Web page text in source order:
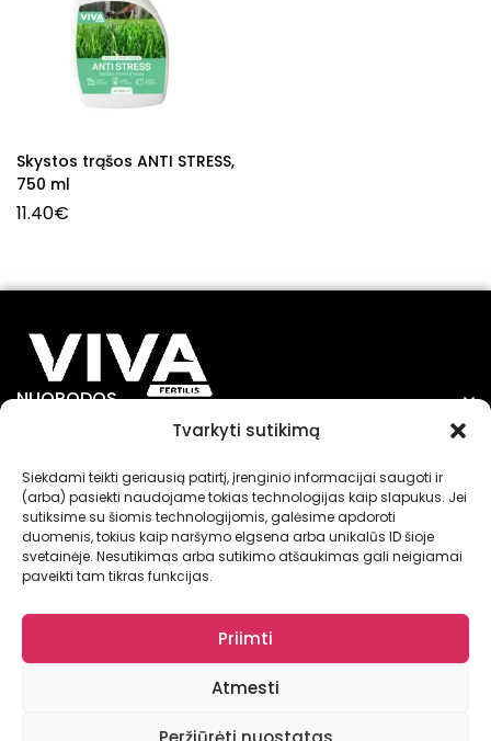
Tvarkyti sutikimą
Siekdami teikti geriausią patirtį, įrenginio informacijai saugoti ir
(arba) pasiekti naudojame tokias technologijas kaip slapukus. Jei
sutiksime su šiomis technologijomis, galėsime apdoroti
duomenis, tokius kaip naršymo elgsena arba unikalūs ID šioje
svetainėje. Nesutikimas arba sutikimo atšaukimas gali neigiamai
paveikti tam tikras funkcijas.
Priimti
Atmesti
Skystos trąšos ANTI STRESS,
750 ml
11.40€
NUORODOS
INFORMACIJA
© VIVA FERTILIS 2025